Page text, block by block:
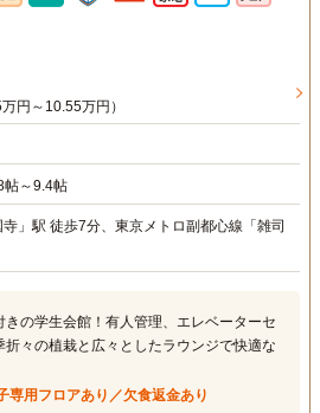
円～10.55万円）
帖～9.4帖
」駅 徒歩7分、東京メトロ副都心線「雑司
の学生会館！有人管理、エレベーターセ
折々の植栽と広々としたラウンジで快適な
専用フロアあり／欠食返金あり